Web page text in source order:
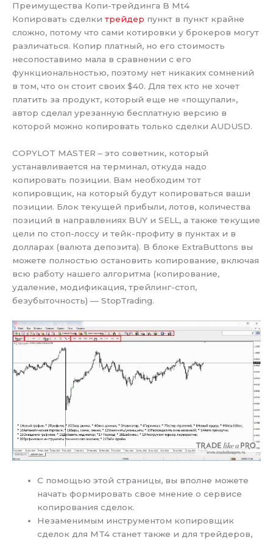
Преимущества Копи-трейдинга В Mt4
Копировать сделки трейдер пункт в пункт крайне
сложно, потому что сами котировки у брокеров могут
различаться. Копир платный, но его стоимость
несопоставимо мала в сравнении с его
функциональностью, поэтому нет никаких сомнений
в том, что он стоит своих $40. Для тех кто не хочет
платить за продукт, который еще не «пощупали»,
автор сделал урезанную бесплатную версию в
которой можно копировать только сделки AUDUSD.
COPYLOT MASTER – это советник, который
устанавливается на терминал, откуда надо
копировать позиции. Вам необходим тот
копировщик, на который будут копироваться ваши
позиции. Блок текущей прибыли, лотов, количества
позиций в направлениях BUY и SELL, а также текущие
цели по стоп-лоссу и тейк-профиту в пунктах и в
долларах (валюта депозита). В блоке ExtraButtons вы
можете полностью остановить копирование, включая
всю работу нашего алгоритма (копирование,
удаление, модификация, трейлинг-стоп,
безубыточность) — StopTrading.
С помощью этой страницы, вы вполне можете
начать формировать свое мнение о сервисе
копирования сделок.
Незаменимым инструментом копировщик
сделок для MT4 станет также и для трейдеров,